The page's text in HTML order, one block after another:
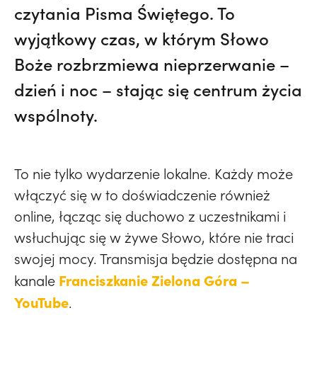
czytania Pisma Świętego. To
wyjątkowy czas, w którym Słowo
Boże rozbrzmiewa nieprzerwanie –
dzień i noc – stając się centrum życia
wspólnoty.
To nie tylko wydarzenie lokalne. Każdy może
włączyć się w to doświadczenie również
online, łącząc się duchowo z uczestnikami i
wsłuchując się w żywe Słowo, które nie traci
swojej mocy. Transmisja będzie dostępna na
kanale Franciszkanie Zielona Góra –
YouTube.